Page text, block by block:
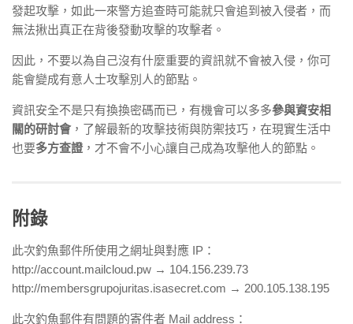
發起攻擊，如此一來警方追查時可能就只會追到被入侵者，而
無法揪出真正在背後發動攻擊的攻擊者。
因此，不要以為自己沒有什麼重要的資訊就不會被入侵，你可
能會變成有意人士攻擊別人的節點。
資訊安全不是只有換換密碼而已，有機會可以多多參與資安相
關的研討會，了解最新的攻擊技術與防禦技巧，在現實生活中
也要多方查證，才不會不小心讓自己成為攻擊他人的節點。
附錄
此次釣魚郵件所使用之網址與對應 IP：
http://account.mailcloud.pw → 104.156.239.73
http://membersgrupojuritas.isasecret.com → 200.105.138.195
此次釣魚郵件有問題的寄件者 Mail address：